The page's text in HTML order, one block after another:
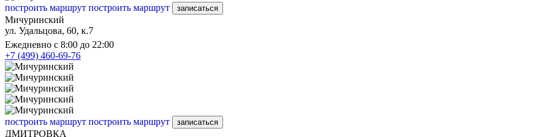
построить маршрут построить маршрут записаться
Мичуринский
ул. Удальцова, 60, к.7
Ежедневно с 8:00 до 22:00
+7 (499) 460-69-76
построить маршрут построить маршрут записаться
ДМИТРОВКА